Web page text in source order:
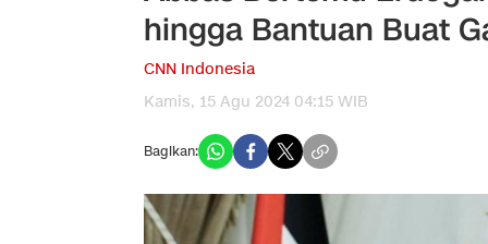
hingga Bantuan Buat
CNN Indonesia
Kamis, 15 Agu 2024 04:15 WIB
Bagikan: